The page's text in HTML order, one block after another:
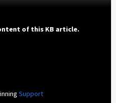
of this KB article.
Support